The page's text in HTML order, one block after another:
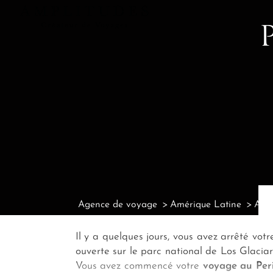
Agence de voyage Amérique Latine
Il y a quelques jours, vous avez arrêté
ouverte sur le parc national de Los
Vous avez commencé votre voyage au